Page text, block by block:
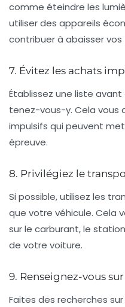
comme éteindre les
utiliser des appareils
contribuer à abaisser vos
7. Évitez les achats
Établissez une liste avant
tenez-vous-y. Cela vous
impulsifs qui peuvent
épreuve.
8. Privilégiez le
Si possible, utilisez les
que votre véhicule. Cela
sur le carburant, le
de votre voiture.
9. Renseignez-vous
Faites des recherches sur